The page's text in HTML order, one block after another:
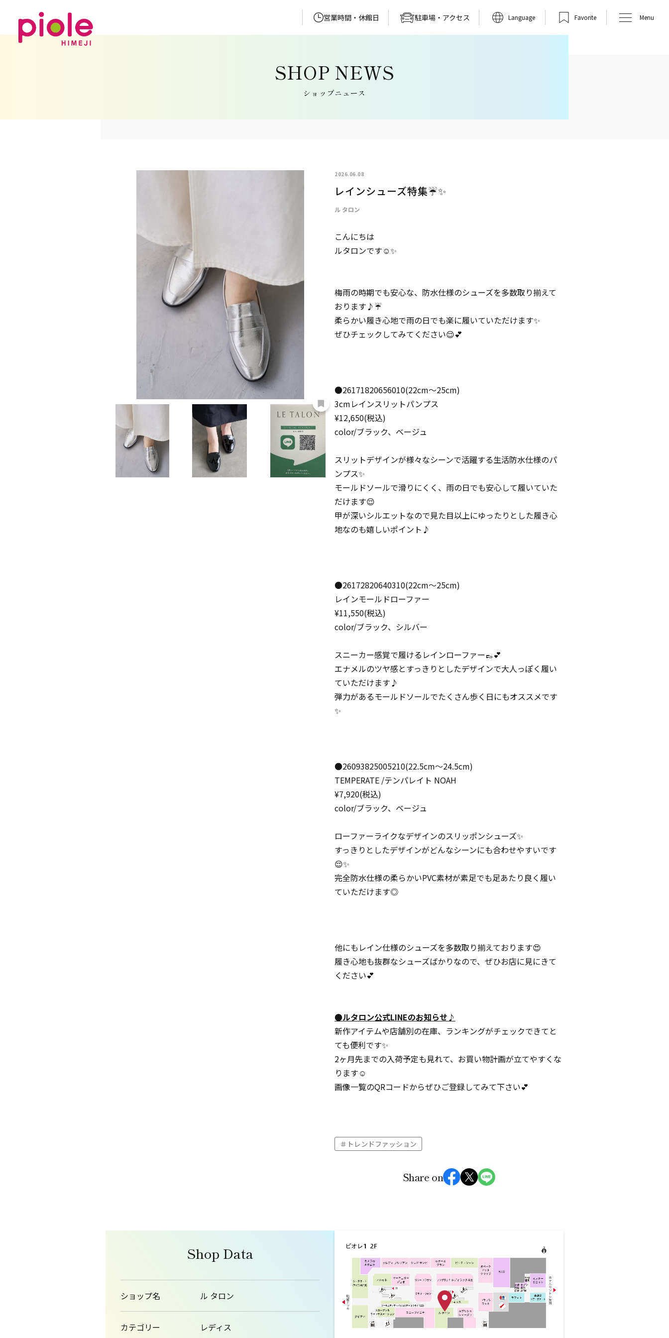
営業時間・休館日 駐車場・アクセス Favorite
Language Menu
ショップニュース
2026.06.08
レインシューズ特集☔️✨
ル タロン
こんにちは
ルタロンです☺️✨
梅雨の時期でも安心な、防水仕様のシューズを多数取り揃えて
おります♪☔️
柔らかい履き心地で雨の日でも楽に履いていただけます✨
ぜひチェックしてみてください😌💕
●26171820656010(22cm〜25cm)
3cmレインスリットパンプス
¥12,650(税込)
color/ブラック、ベージュ
スリットデザインが様々なシーンで活躍する生活防水仕様のパ
ンプス✨
モールドソールで滑りにくく、雨の日でも安心して履いていた
だけます😌
甲が深いシルエットなので見た目以上にゆったりとした履き心
地なのも嬉しいポイント♪
●26172820640310(22cm〜25cm)
レインモールドローファー
¥11,550(税込)
color/ブラック、シルバー
スニーカー感覚で履けるレインローファー👞💕
エナメルのツヤ感とすっきりとしたデザインで大人っぽく履い
ていただけます♪
弾力があるモールドソールでたくさん歩く日にもオススメです
✨
●26093825005210(22.5cm〜24.5cm)
TEMPERATE /テンパレイト NOAH
¥7,920(税込)
color/ブラック、ベージュ
ローファーライクなデザインのスリッポンシューズ✨
すっきりとしたデザインがどんなシーンにも合わせやすいです
😌✨
完全防水仕様の柔らかいPVC素材が素足でも足あたり良く履い
ていただけます◎
他にもレイン仕様のシューズを多数取り揃えております😍
履き心地も抜群なシューズばかりなので、ぜひお店に見にきて
ください💕
●ルタロン公式LINEのお知らせ♪
新作アイテムや店舗別の在庫、ランキングがチェックできてと
ても便利です✨
2ヶ月先までの入荷予定も見れて、お買い物計画が立てやすくな
ります☺️
画像一覧のQRコードからぜひご登録してみて下さい💕
トレンドファッション
Share on
Shop Data
ショップ名 ル タロン
カテゴリー レディス